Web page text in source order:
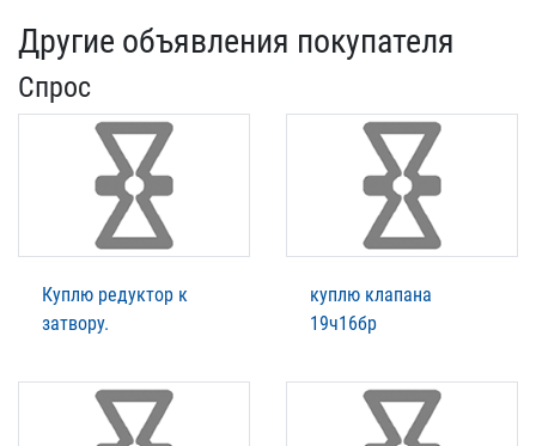
Другие объявления покупателя
Спрос
Куплю редуктор к
затвору.
куплю клапана
19ч16бр